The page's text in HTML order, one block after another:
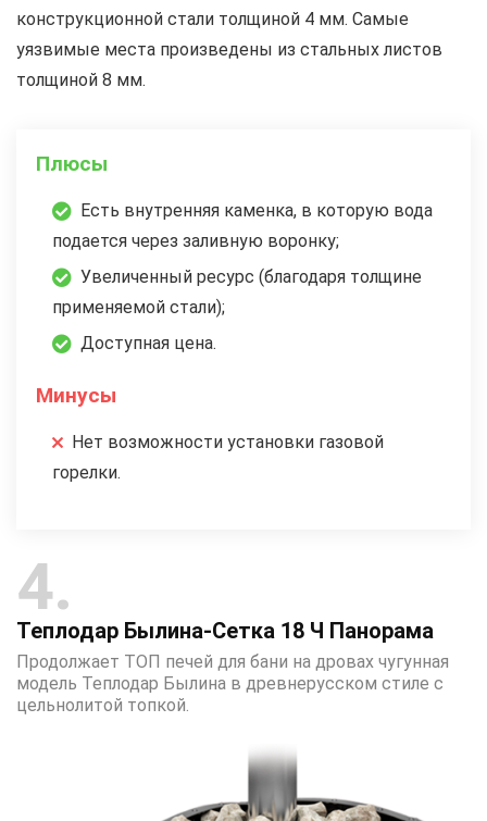
конструкционной стали толщиной 4 мм. Самые
уязвимые места произведены из стальных листов
толщиной 8 мм.
Плюсы
Есть внутренняя каменка, в которую вода
подается через заливную воронку;
Увеличенный ресурс (благодаря толщине
применяемой стали);
Доступная цена.
Минусы
Нет возможности установки газовой
горелки.
4
Теплодар Былина-Сетка 18 Ч Панорама
Продолжает ТОП печей для бани на дровах чугунная
модель Теплодар Былина в древнерусском стиле с
цельнолитой топкой.